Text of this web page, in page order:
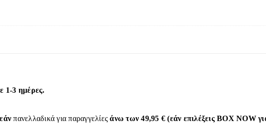
1-3 ημέρες.
πανελλαδικά για παραγγελίεςάνω των 49,95 € (εάν επιλέξεις BOX NOW